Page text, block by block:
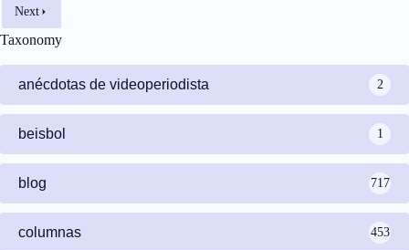
Next
Taxonomy
anécdotas de videoperiodista 2
beisbol 1
blog 717
columnas 453